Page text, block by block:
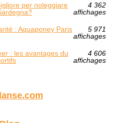
per noleggiare
4 362
affichages
: Aquaponey Paris
5 971
affichages
: les avantages du
4 606
affichages